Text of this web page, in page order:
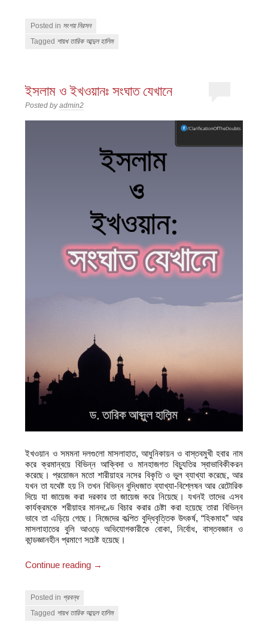
Posted in সংশয় নিরসন
Tagged শায়খ তারিক আব্দুল হালিম
ইসলাম ও ইখওয়ানঃ সংঘাত যেখানে
Posted byadmin2
ইখওয়ান ও সমমনা দলগুলো মাসলাহাত, আধুনিকায়ন ও বাস্তবমুখী হবার নাম
করে ক্রমান্বয়ে বিভিন্ন আক্বিদা ও মানহাজগত বিচ্যুতির স্বাভাবিকীকরন
করেছে। প্রয়োজন মতো শারীয়াহর নসের বিকৃতি ও ভুল ব্যাখ্যা করেছে, আর
যখন তা যথেষ্ট হয় নি তখন বিভিন্ন বুদ্ধিজাত ব্যাখ্যা-বিশ্লেষন আর রেটোরিক
দিয়ে যা জায়েজ করা দরকার তা জায়েজ করে নিয়েছে। যখনই তাদের এসব
কার্যক্রমকে শরীয়াহর মানদণ্ডে বিচার করার চেষ্টা করা হয়েছে তারা বিভিন্ন
ভাবে তা এড়িয়ে গেছে। নিজেদের কল্পিত বুদ্ধিবৃত্তিক উৎকর্ষ, “হিকমাহ” আর
মাসলাহাতের বুলি আওড়ে অভিযোগকারীকে বোকা, নির্বোধ, বাস্তবজ্ঞান ও
কান্ডজ্ঞানহীন প্রমাণে সচেষ্ট হয়েছে।
Continue reading →
Posted in প্রবন্ধ
Tagged শায়খ তারিক আব্দুল হালিম